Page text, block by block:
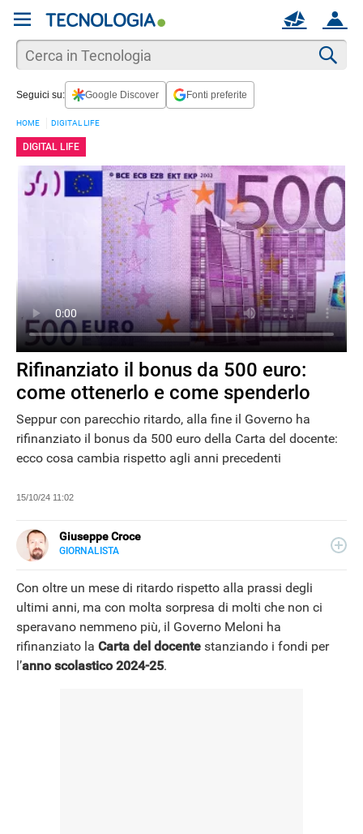
ACCOUNT
MAIL
Seguici su: Google Discover Fonti preferite
HOME DIGITAL LIFE
DIGITAL LIFE
Rifinanziato il bonus da 500 euro:
come ottenerlo e come spenderlo
Seppur con parecchio ritardo, alla fine il Governo ha
rifinanziato il bonus da 500 euro della Carta del docente:
ecco cosa cambia rispetto agli anni precedenti
15/10/24 11:02
Giuseppe Croce
GIORNALISTA
elettronici e nuove tecnologie applicate al mondo
automotive. È entrato in Libero Tecnologia nel 2018.
Con oltre un mese di ritardo rispetto alla prassi degli
ultimi anni, ma con molta sorpresa di molti che non ci
speravano nemmeno più, il Governo Meloni ha
rifinanziato la Carta del docente stanziando i fondi per
l’anno scolastico 2024-25.